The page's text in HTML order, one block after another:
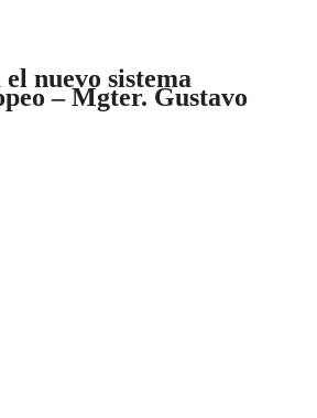
nuevo sistema
– Mgter. Gustavo